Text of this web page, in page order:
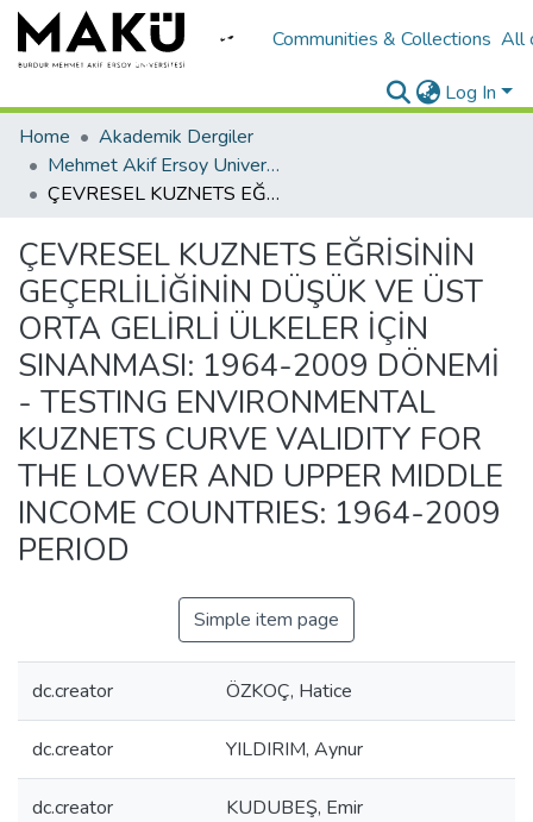
Communities & Collections All
Log In
Home
Akademik Dergiler
Mehmet Akif Ersoy University Journal of Social Sciences Institute
ÇEVRESEL KUZNETS EĞRİSİNİN GEÇERLİLİĞİNİN DÜŞÜK VE ÜST ORTA GELİRLİ ÜLKELER İÇİN SINANMASI: 1964-2009 DÖNEMİ - TESTING ENVIRONMENTAL KUZNETS CURVE VALIDITY FOR THE LOWER AND UPPER MIDDLE INCOME COUNTRIES: 1964-2009 PERIOD
ÇEVRESEL KUZNETS EĞRİSİNİN
GEÇERLİLİĞİNİN DÜŞÜK VE ÜST
ORTA GELİRLİ ÜLKELER İÇİN
SINANMASI: 1964-2009 DÖNEMİ
- TESTING ENVIRONMENTAL
KUZNETS CURVE VALIDITY FOR
THE LOWER AND UPPER MIDDLE
INCOME COUNTRIES: 1964-2009
PERIOD
Simple item page
dc.creator ÖZKOÇ, Hatice
dc.creator YILDIRIM, Aynur
dc.creator KUDUBEŞ, Emir